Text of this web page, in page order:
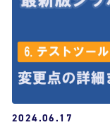
2024.06.17